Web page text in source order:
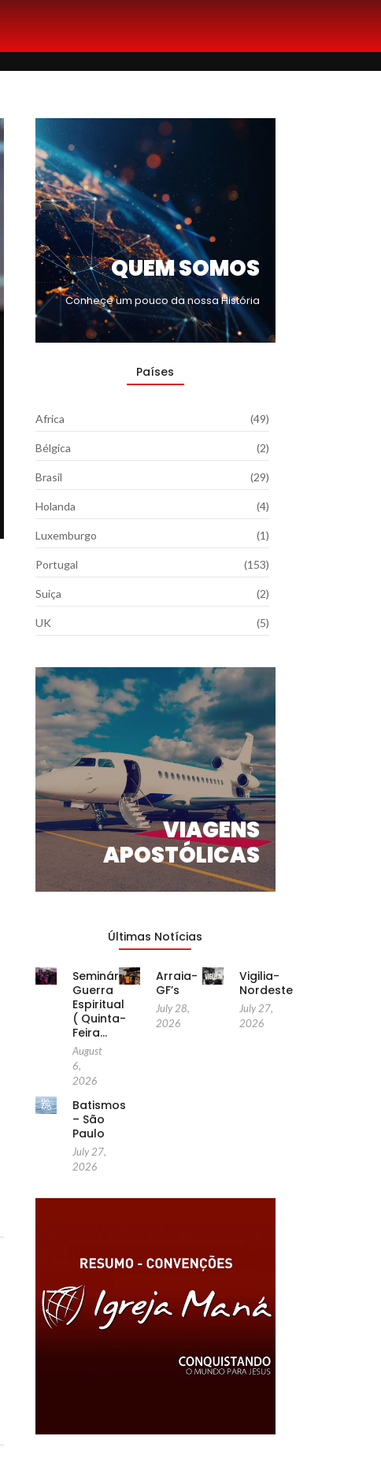
QUEM SOMOS
Conheçe um pouco da nossa História
Países
Africa (49)
Bélgica (2)
Brasil (29)
Holanda (4)
Luxemburgo (1)
Portugal (153)
Suiça (2)
UK (5)
VIAGENS
APOSTÓLICAS
Últimas Notícias
Seminário
Guerra
Espiritual
( Quinta-
Feira…
August
6,
2026
Arraia-
GF’s
July 28,
2026
Vigilia-
Nordeste
July 27,
2026
Batismos
– São
Paulo
July 27,
2026